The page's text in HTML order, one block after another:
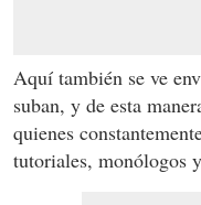
Aquí también se ve
suban, y de esta
quienes
tutoriales, monólogos